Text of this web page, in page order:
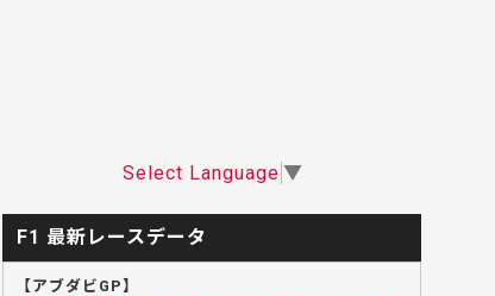
Select Language ▼
F1 最新レースデータ
【アブダビGP】